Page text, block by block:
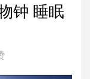
钟 睡眠
a